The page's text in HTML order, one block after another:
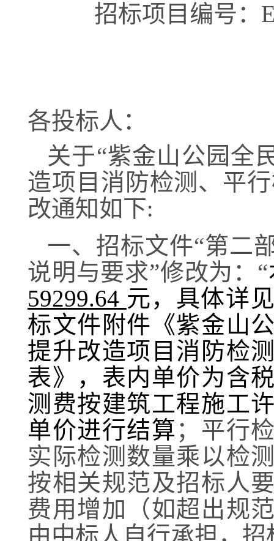
招标项目编号：
各投标人：
关于“紫金山公园全
造项目消防检测、平
改通知如下:
一、招标文件“第二
说明与要求”修改为：“
59299.64 元，具体详
标文件附件《紫金山
提升改造项目消防检
表》，表内单价为含
测费按建筑工程施工
单价进行结算 ； 平行
实际检测数量乘以检
按相关规范及招标人
费用增加（如超出规
由中标人自行承担，招